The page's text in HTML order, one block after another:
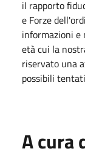
il rapporto
e Forze
informazioni e
età cui la
riservato una
possibili
A cura